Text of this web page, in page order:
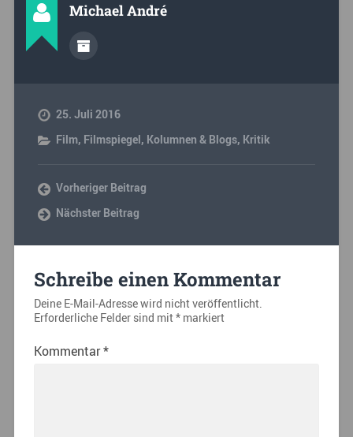
Michael André
25. Juli 2016
Film, Filmspiegel, Kolumnen & Blogs, Kritik
Vorheriger Beitrag
Nächster Beitrag
Schreibe einen Kommentar
Deine E-Mail-Adresse wird nicht veröffentlicht.
Erforderliche Felder sind mit*markiert
Kommentar*